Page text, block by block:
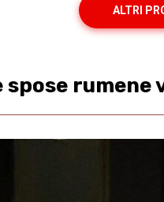
ALTRI
spose rumene